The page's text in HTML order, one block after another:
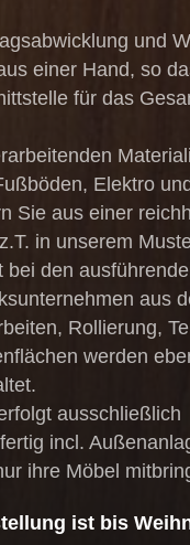
und
einer Hand, so
für das
Elektro
Sie aus einer
in unserem
bei den
aus
Rollierung,
werden
ausschließlich
incl.
ihre Möbel
ist bis